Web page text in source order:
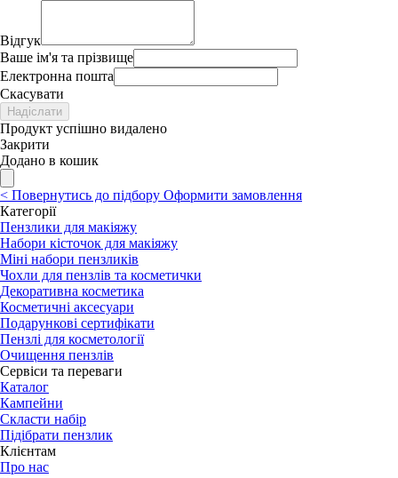
Відгук
Ваше ім'я та прізвище
Електронна пошта
Скасувати
Надіслати
Продукт успішно видалено
Закрити
Додано в кошик
< Повернутись до підбору Оформити замовлення
Категорії
Пензлики для макіяжу
Набори кісточок для макіяжу
Міні набори пензликів
Чохли для пензлів та косметички
Декоративна косметика
Косметичні аксесуари
Подарункові сертифікати
Пензлі для косметології
Очищення пензлів
Сервіси та переваги
Каталог
Кампейни
Скласти набір
Підібрати пензлик
Клієнтам
Про нас